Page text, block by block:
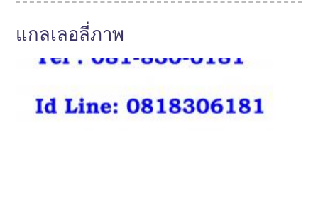
แกลเลอลี่ภาพ